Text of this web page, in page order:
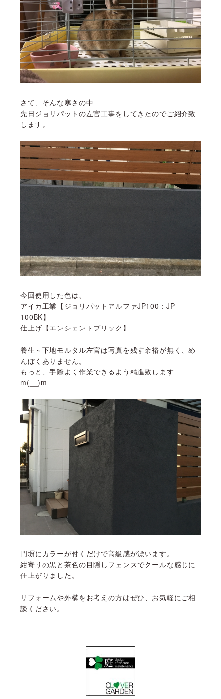
さて、そんな寒さの中
先日ジョリパットの左官工事をしてきたのでご紹介致
します。
今回使用した色は、
アイカ工業【ジョリパットアルファJP100：JP-
100BK】
仕上げ【エンシェントブリック】
養生～下地モルタル左官は写真を残す余裕が無く、め
んぼくありません。
もっと、手際よく作業できるよう精進致します
m(__)m
門塀にカラーが付くだけで高級感が漂います。
紺寄りの黒と茶色の目隠しフェンスでクールな感じに
仕上がりました。
リフォームや外構をお考えの方はぜひ、お気軽にご相
談ください。